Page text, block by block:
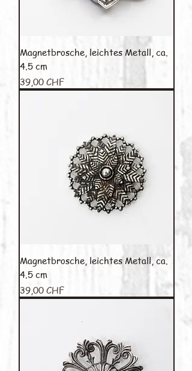
Magnetbrosche, leichtes Metall, ca.
4.5 cm
Preis
39,00 CHF
Magnetbrosche, leichtes Metall, ca.
4.5 cm
Preis
39,00 CHF